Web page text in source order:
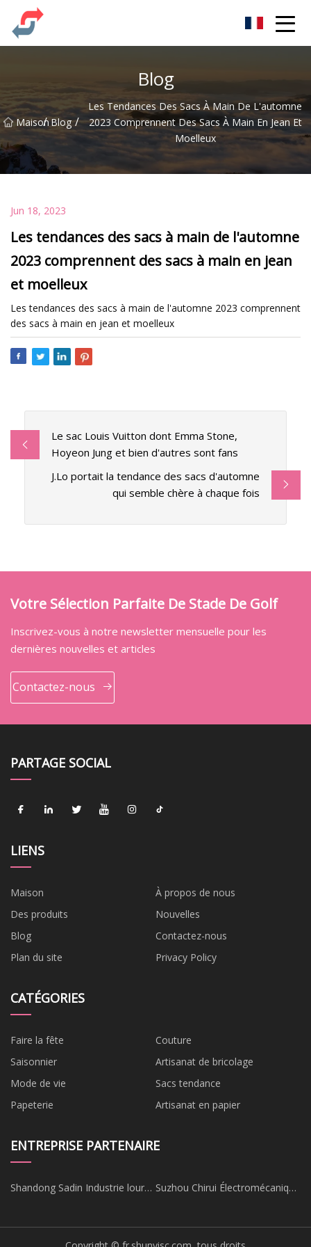
Blog
Maison
/ Blog /
Les Tendances Des Sacs À Main De L'automne
2023 Comprennent Des Sacs À Main En Jean Et
Moelleux
Jun 18, 2023
Les tendances des sacs à main de l'automne
2023 comprennent des sacs à main en jean
et moelleux
Les tendances des sacs à main de l'automne 2023 comprennent
des sacs à main en jean et moelleux
Le sac Louis Vuitton dont Emma Stone,
Hoyeon Jung et bien d'autres sont fans
J.Lo portait la tendance des sacs d'automne
qui semble chère à chaque fois
Votre Sélection Parfaite De Stade De Golf
Inscrivez-vous à notre newsletter mensuelle pour les
dernières nouvelles et articles
Contactez-nous
PARTAGE SOCIAL
LIENS
Maison
À propos de nous
Des produits
Nouvelles
Blog
Contactez-nous
Plan du site
Privacy Policy
CATÉGORIES
Faire la fête
Couture
Saisonnier
Artisanat de bricolage
Mode de vie
Sacs tendance
Papeterie
Artisanat en papier
ENTREPRISE PARTENAIRE
Shandong Sadin Industrie lourde
Suzhou Chirui Électromécanique